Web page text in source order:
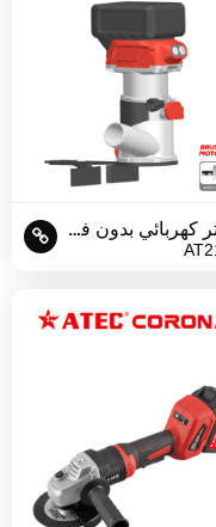
راوتر كهربائي بدون فرش 6 مم